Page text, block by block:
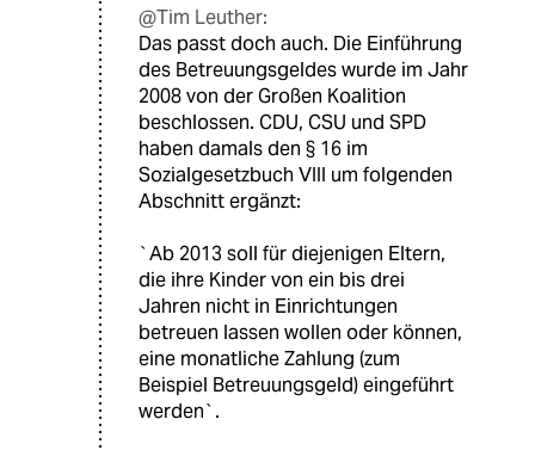
@Tim Leuther:
Das passt doch auch. Die Einführung
des Betreuungsgeldes wurde im Jahr
2008 von der Großen Koalition
beschlossen. CDU, CSU und SPD
haben damals den § 16 im
Sozialgesetzbuch VIII um folgenden
Abschnitt ergänzt:
`Ab 2013 soll für diejenigen Eltern,
die ihre Kinder von ein bis drei
Jahren nicht in Einrichtungen
betreuen lassen wollen oder können,
eine monatliche Zahlung (zum
Beispiel Betreuungsgeld) eingeführt
werden`.